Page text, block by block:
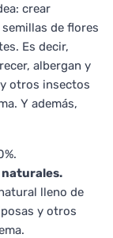
crear
de flores
Es decir,
albergan y
otros insectos
Y además,
naturales.
lleno de
y otros